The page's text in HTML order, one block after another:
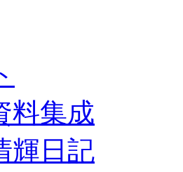
料集成
輝日記